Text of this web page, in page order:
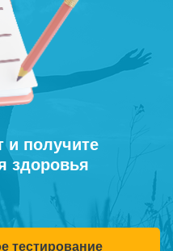
и получите
здоровья
тестирование